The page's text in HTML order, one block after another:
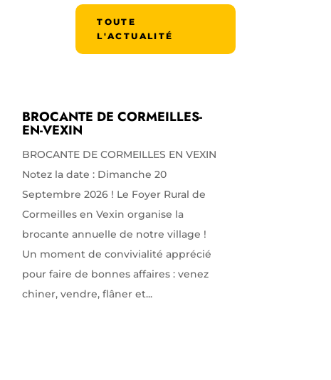
TOUTE
L'ACTUALITÉ
BROCANTE DE CORMEILLES-
EN-VEXIN
BROCANTE DE CORMEILLES EN VEXIN
Notez la date : Dimanche 20
Septembre 2026 ! Le Foyer Rural de
Cormeilles en Vexin organise la
brocante annuelle de notre village !
Un moment de convivialité apprécié
pour faire de bonnes affaires : venez
chiner, vendre, flâner et...